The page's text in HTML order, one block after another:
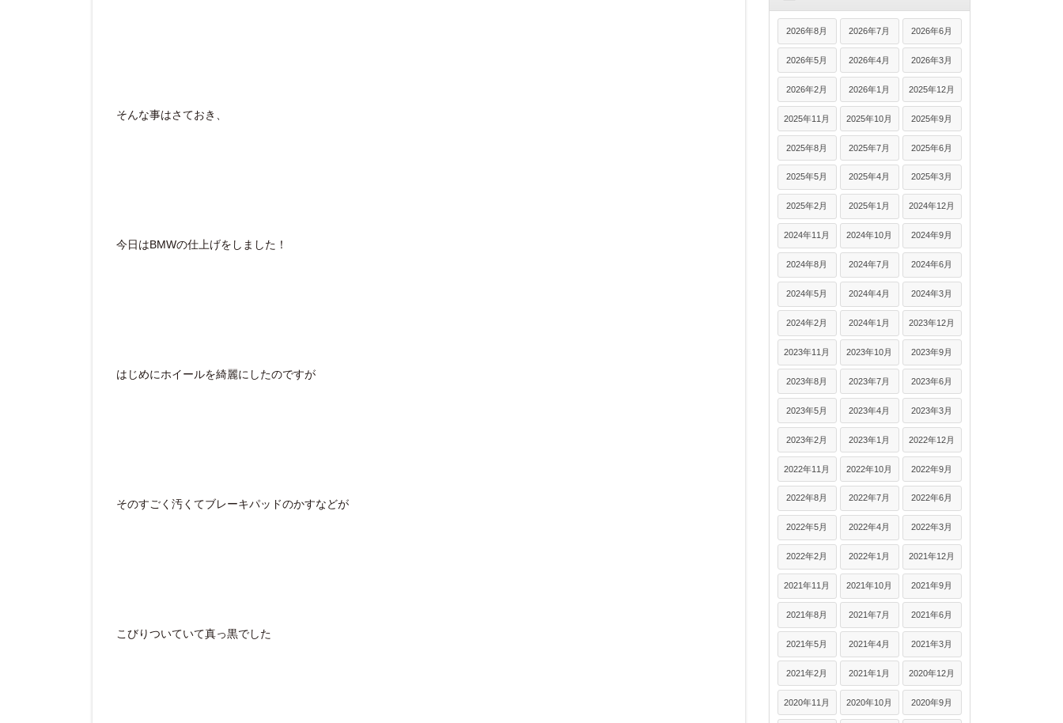
そんな事はさておき、
今日はBMWの仕上げをしました！
はじめにホイールを綺麗にしたのですが
そのすごく汚くてブレーキパッドのかすなどが
こびりついていて真っ黒でした
2026年8月 2026年7月 2026年6月
2026年5月 2026年4月 2026年3月
2026年2月 2026年1月 2025年12月
2025年11月 2025年10月 2025年9月
2025年8月 2025年7月 2025年6月
2025年5月 2025年4月 2025年3月
2025年2月 2025年1月 2024年12月
2024年11月 2024年10月 2024年9月
2024年8月 2024年7月 2024年6月
2024年5月 2024年4月 2024年3月
2024年2月 2024年1月 2023年12月
2023年11月 2023年10月 2023年9月
2023年8月 2023年7月 2023年6月
2023年5月 2023年4月 2023年3月
2023年2月 2023年1月 2022年12月
2022年11月 2022年10月 2022年9月
2022年8月 2022年7月 2022年6月
2022年5月 2022年4月 2022年3月
2022年2月 2022年1月 2021年12月
2021年11月 2021年10月 2021年9月
2021年8月 2021年7月 2021年6月
2021年5月 2021年4月 2021年3月
2021年2月 2021年1月 2020年12月
2020年11月 2020年10月 2020年9月